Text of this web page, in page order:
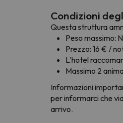
Condizioni
Questa struttura
Peso massimo:
Prezzo: 16 € /
L'hotel
Massimo 2
Informazioni
per informarci che
arrivo.